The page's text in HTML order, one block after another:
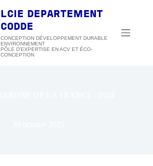
LCIE DEPARTEMENT
CODDE
CONCEPTION DÉVELOPPEMENT DURABLE
ENVIRONNEMENT